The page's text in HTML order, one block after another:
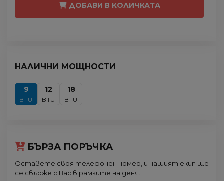
ДОБАВИ В КОЛИЧКАТА
НАЛИЧНИ МОЩНОСТИ
9
BTU
12
BTU
18
BTU
БЪРЗА ПОРЪЧКА
Оставете своя телефонен номер, и нашият екип ще
се свърже с Вас в рамките на деня.